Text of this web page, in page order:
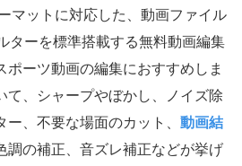
マットに対応した、動画ファイル
ターを標準搭載する無料動画編集
ポーツ動画の編集におすすめしま
て、シャープやぼかし、ノイズ除
ー、不要な場面のカット、動画結
調の補正、音ズレ補正などが挙げ